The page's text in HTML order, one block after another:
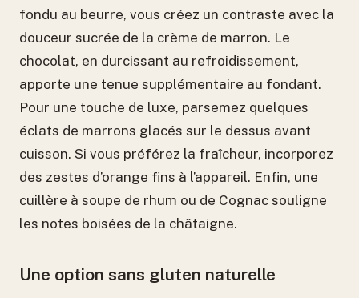
fondu au beurre, vous créez un contraste avec la
douceur sucrée de la crème de marron. Le
chocolat, en durcissant au refroidissement,
apporte une tenue supplémentaire au fondant.
Pour une touche de luxe, parsemez quelques
éclats de marrons glacés sur le dessus avant
cuisson. Si vous préférez la fraîcheur, incorporez
des zestes d’orange fins à l’appareil. Enfin, une
cuillère à soupe de rhum ou de Cognac souligne
les notes boisées de la châtaigne.
Une option sans gluten naturelle